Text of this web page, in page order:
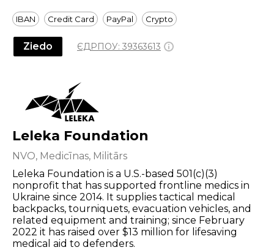
IBAN Credit Card PayPal Crypto
Ziedo ЄДРПОУ: 39363613
Leleka Foundation
NVO, Medicīnas, Militārs
Leleka Foundation is a U.S.-based 501(c)(3)
nonprofit that has supported frontline medics in
Ukraine since 2014. It supplies tactical medical
backpacks, tourniquets, evacuation vehicles, and
related equipment and training; since February
2022 it has raised over $13 million for lifesaving
medical aid to defenders.